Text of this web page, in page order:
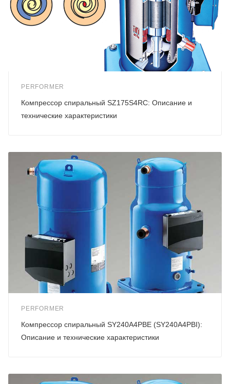
PERFORMER
Компрессор спиральный SZ175S4RC: Описание и
технические характеристики
PERFORMER
Компрессор спиральный SY240A4PBE (SY240A4PBI):
Описание и технические характеристики